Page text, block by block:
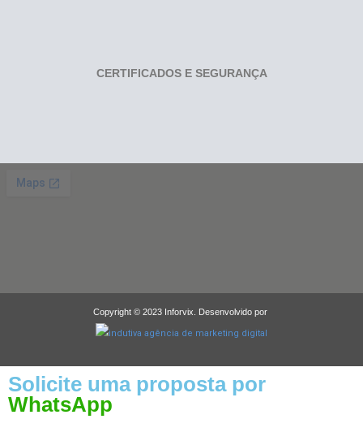
CERTIFICADOS E SEGURANÇA
Copyright © 2023 Inforvix. Desenvolvido por
Solicite uma proposta por
WhatsApp